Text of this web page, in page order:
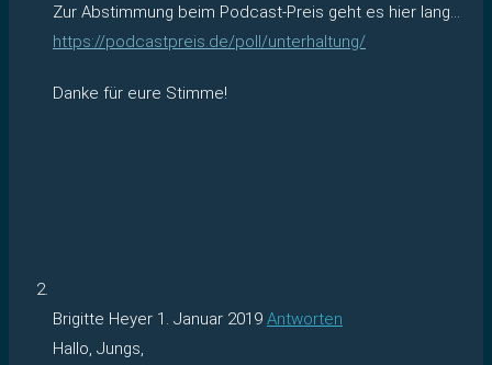
Zur Abstimmung beim Podcast-Preis geht es hier lang…
https://podcastpreis.de/poll/unterhaltung/
Danke für eure Stimme!
Brigitte Heyer 1. Januar 2019 Antworten
Hallo, Jungs,